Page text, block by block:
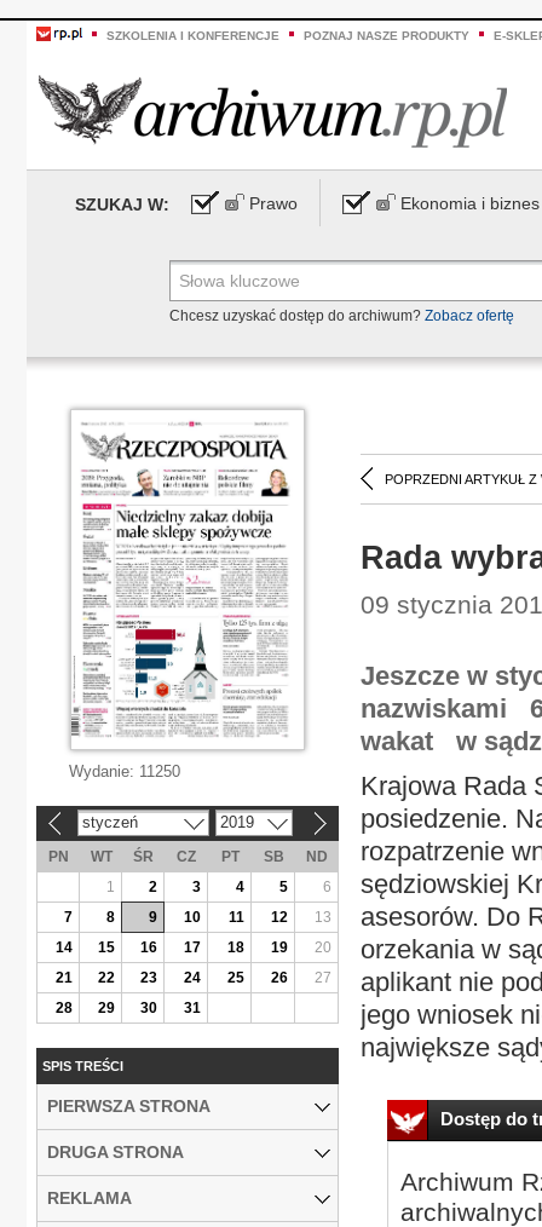
SZKOLENIA I KONFERENCJE POZNAJ NASZE PRODUKTY E-
SZUKAJ W: Prawo Ekonomia i biznes
Chcesz uzyskać dostęp do archiwum? Zobacz ofertę
POPRZEDNI ARTYKUŁ Z
Rada
09 stycznia
Jeszcze w
nazwiskami
wakat w
Krajowa Rada
posiedzenie.
rozpatrzenie
sędziowskiej
asesorów. Do
orzekania w
aplikant nie
jego wniosek
największe
Dostęp do
Archiwum
Wydanie: 11250
styczeń 2019
PN WT ŚR CZ PT SB
ND
1
2 3 4 5
6
7
8 9 10 11 12
13
14
15 16 17 18 19
20
21
22 23 24 25 26
27
28
29 30 31
SPIS TREŚCI
PIERWSZA STRONA
DRUGA STRONA
REKLAMA